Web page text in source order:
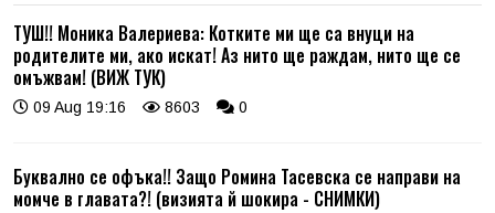
ТУШ!! Моника Валериева: Котките ми ще са внуци на
родителите ми, ако искат! Аз нито ще раждам, нито ще се
омъжвам! (ВИЖ ТУК)
09 Aug 19:16 8603 0
Буквално се офъка!! Защо Ромина Тасевска се направи на
момче в главата?! (визията й шокира - СНИМКИ)